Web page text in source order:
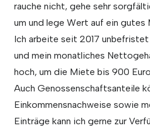
rauche nicht, gehe sehr
um und lege Wert auf ein gutes
Ich arbeite seit 2017
und mein monatliches
hoch, um die Miete bis 900
Auch Genossenschaftsanteile
Einkommensnachweise sowie
Einträge kann ich gerne zur